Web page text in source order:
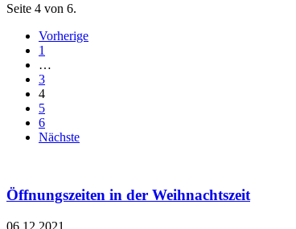
Seite 4 von 6.
Vorherige
1
…
3
4
5
6
Nächste
Öffnungszeiten in der Weihnachtszeit